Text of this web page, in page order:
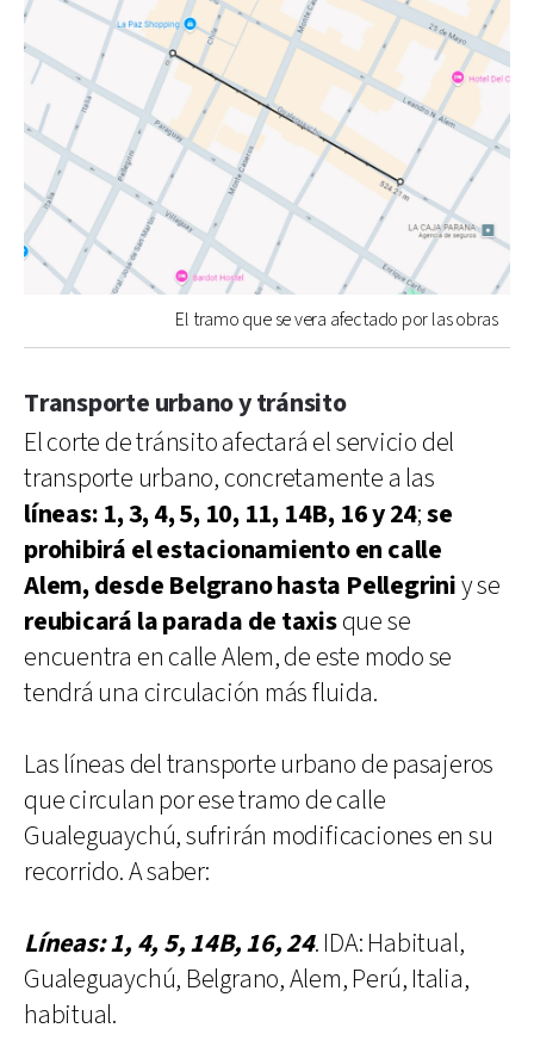
El tramo que se vera afectado por las obras
Transporte urbano y tránsito
El corte de tránsito afectará el servicio del
transporte urbano, concretamente a las
líneas: 1, 3, 4, 5, 10, 11, 14B, 16 y 24;se
prohibirá el estacionamiento en calle
Alem, desde Belgrano hasta Pellegriniy se
reubicará la parada de taxisque se
encuentra en calle Alem, de este modo se
tendrá una circulación más fluida.
Las líneas del transporte urbano de pasajeros
que circulan por ese tramo de calle
Gualeguaychú, sufrirán modificaciones en su
recorrido. A saber:
Líneas: 1, 4, 5, 14B, 16, 24. IDA: Habitual,
Gualeguaychú, Belgrano, Alem, Perú, Italia,
habitual.